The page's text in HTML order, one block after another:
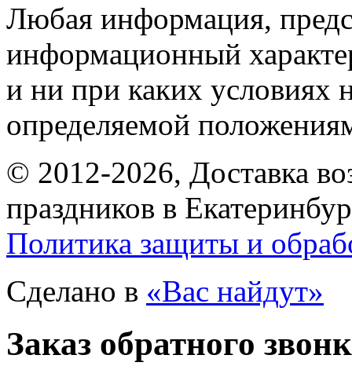
Любая информация,
информационный
и ни при каких условиях
определяемой
© 2012-2026, Доставка
праздников в
Политика защиты и
Сделано в «Вас найдут»
Заказ обратного